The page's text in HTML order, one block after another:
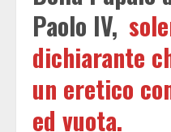
Paolo IV,
dichiarante
un eretico
ed vuota.